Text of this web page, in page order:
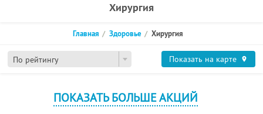
Хирургия
По рейтингу
Главная Здоровье Хирургия
Показать на карте
ПОКАЗАТЬ БОЛЬШЕ АКЦИЙ